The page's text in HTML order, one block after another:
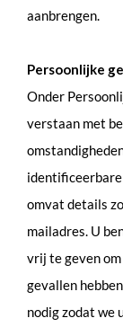
aanbrengen.
Persoonlijke
Onder
verstaan met
omvat details
mailadres. U
vrij te geven
gevallen
nodig zodat we